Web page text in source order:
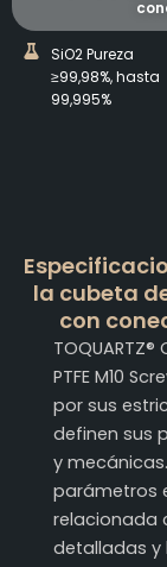
SiO2 Pureza
≥99,98%, hasta
99,995%
la cubeta
con
PTFE M10
por sus
definen sus
y
parámetros
relacionada
detalladas y